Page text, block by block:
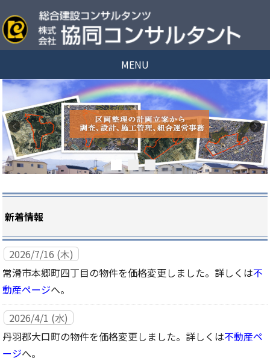
MENU
新着情報
2026/7/16 (木)
常滑市本郷町四丁目の物件を価格変更しました。詳しくは不
動産ページへ。
2026/4/1 (水)
丹羽郡大口町の物件を価格変更しました。詳しくは不動産ペ
ージへ。